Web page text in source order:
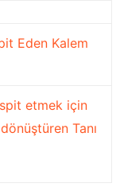
Eden Kalem
etmek için
Tanı